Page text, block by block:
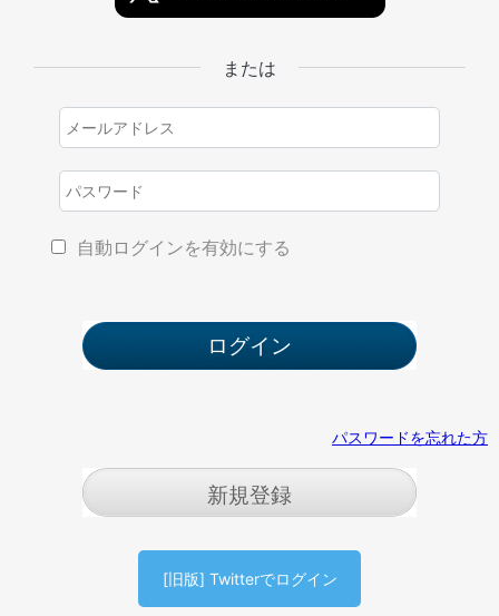
または
自動ログインを有効にする
パスワードを忘れた方
新規登録
[旧版] Twitterでログイン